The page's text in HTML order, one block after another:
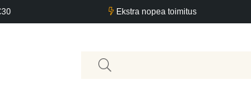
Ekstra nopea toimitus